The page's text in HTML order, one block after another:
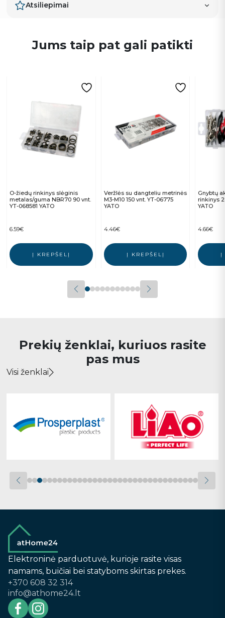
Atsiliepimai
Jums taip pat gali patikti
O-žiedų rinkinys slėginis
metalas/guma NBR70 90 vnt.
YT-068581 YATO
6.59€
Į KREPŠELĮ
Veržlės su dangteliu metrinės
M3-M10 150 vnt. YT-06775
YATO
4.46€
Į KREPŠELĮ
Gnybtų
rinkinys
YATO
4.66€
Į
Prekių ženklai, kuriuos rasite
pas mus
Visi ženklai
Elektroninė parduotuvė, kurioje rasite visas
namams, buičiai bei statyboms skirtas prekes.
+370 608 32 314
info@athome24.lt